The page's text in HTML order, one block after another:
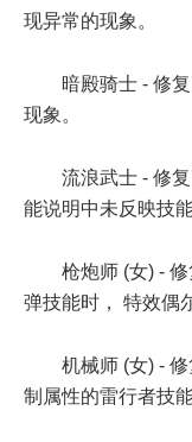
现异常的现象。
暗殿骑士 - 修
现象。
流浪武士 - 修
能说明中未反映技
枪炮师 (女) -
弹技能时， 特效偶
机械师 (女) -
制属性的雷行者技